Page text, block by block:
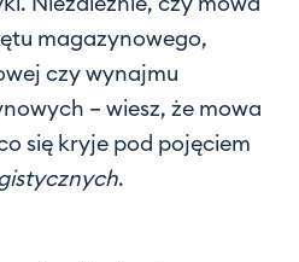
magazynowego,
czy wynajmu
– wiesz, że mowa
się kryje pod pojęciem
.